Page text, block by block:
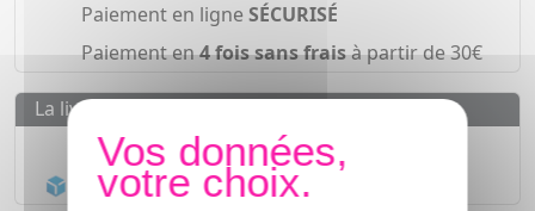
Paiement en ligneSÉCURISÉ
Paiement en4 fois sans fraisà partir de 30€
La livraison
Livraison gratuite dès55€
Acheminement Chronopost